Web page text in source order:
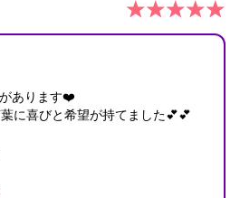
あります❤️
に喜びと希望が持てました💕💕
をだして進んで行こうと思いま